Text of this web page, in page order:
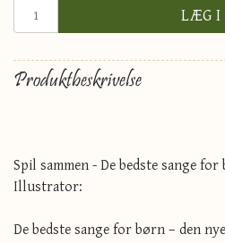
LÆG I
Produktbeskrivelse
Spil sammen - De bedste sange
Illustrator:
De bedste sange for børn – den